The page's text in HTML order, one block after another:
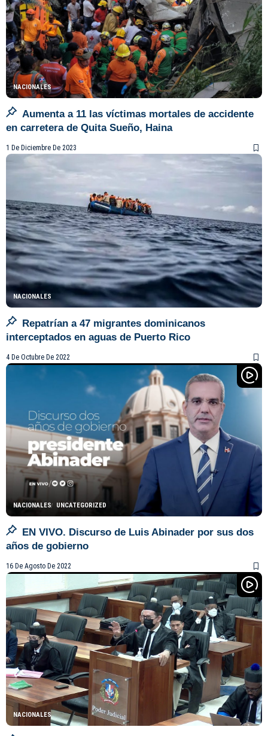
NACIONALES
Aumenta a 11 las víctimas mortales de accidente
en carretera de Quita Sueño, Haina
1 De Diciembre De 2023
NACIONALES
Repatrían a 47 migrantes dominicanos
interceptados en aguas de Puerto Rico
4 De Octubre De 2022
NACIONALES UNCATEGORIZED
EN VIVO. Discurso de Luis Abinader por sus dos
años de gobierno
16 De Agosto De 2022
NACIONALES